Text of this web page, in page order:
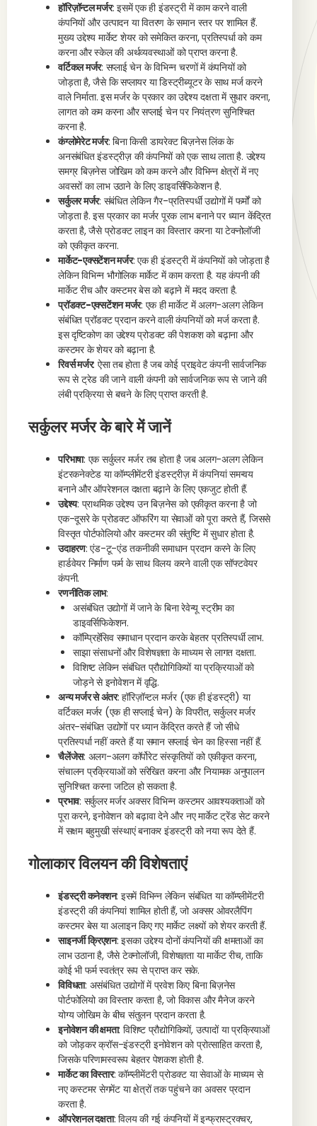
हॉरिज़ॉन्टल मर्जर: इसमें एक ही इंडस्ट्री में काम करने वाली
कंपनियों और उत्पादन या वितरण के समान स्तर पर शामिल हैं.
मुख्य उद्देश्य मार्केट शेयर को समेकित करना, प्रतिस्पर्धा को कम
करना और स्केल की अर्थव्यवस्थाओं को प्राप्त करना है.
वर्टिकल मर्जर: सप्लाई चेन के विभिन्न चरणों में कंपनियों को
जोड़ता है, जैसे कि सप्लायर या डिस्ट्रीब्यूटर के साथ मर्ज करने
वाले निर्माता. इस मर्जर के प्रकार का उद्देश्य दक्षता में सुधार करना,
लागत को कम करना और सप्लाई चेन पर नियंत्रण सुनिश्चित
करना है.
कंग्लोमेरेट मर्जर: बिना किसी डायरेक्ट बिज़नेस लिंक के
अनसंबंधित इंडस्ट्रीज़ की कंपनियों को एक साथ लाता है. उद्देश्य
समग्र बिज़नेस जोखिम को कम करने और विभिन्न क्षेत्रों में नए
अवसरों का लाभ उठाने के लिए डाइवर्सिफिकेशन है.
सर्कुलर मर्जर: संबंधित लेकिन गैर-प्रतिस्पर्धी उद्योगों में फर्मों को
जोड़ता है. इस प्रकार का मर्जर पूरक लाभ बनाने पर ध्यान केंद्रित
करता है, जैसे प्रोडक्ट लाइन का विस्तार करना या टेक्नोलॉजी
को एकीकृत करना.
मार्केट-एक्सटेंशन मर्जर: एक ही इंडस्ट्री में कंपनियों को जोड़ता है
लेकिन विभिन्न भौगोलिक मार्केट में काम करता है. यह कंपनी की
मार्केट रीच और कस्टमर बेस को बढ़ाने में मदद करता है.
प्रॉडक्ट-एक्सटेंशन मर्जर: एक ही मार्केट में अलग-अलग लेकिन
संबंधित प्रॉडक्ट प्रदान करने वाली कंपनियों को मर्ज करता है.
इस दृष्टिकोण का उद्देश्य प्रोडक्ट की पेशकश को बढ़ाना और
कस्टमर के शेयर को बढ़ाना है.
रिवर्स मर्जर: ऐसा तब होता है जब कोई प्राइवेट कंपनी सार्वजनिक
रूप से ट्रेड की जाने वाली कंपनी को सार्वजनिक रूप से जाने की
लंबी प्रक्रिया से बचने के लिए प्राप्त करती है.
सर्कुलर मर्जर के बारे में जानें
परिभाषा: एक सर्कुलर मर्जर तब होता है जब अलग-अलग लेकिन
इंटरकनेक्टेड या कॉम्प्लीमेंटरी इंडस्ट्रीज़ में कंपनियां समन्वय
बनाने और ऑपरेशनल दक्षता बढ़ाने के लिए एकजुट होती हैं.
उद्देश्य: प्राथमिक उद्देश्य उन बिज़नेस को एकीकृत करना है जो
एक-दूसरे के प्रोडक्ट ऑफरिंग या सेवाओं को पूरा करते हैं, जिससे
विस्तृत पोर्टफोलियो और कस्टमर की संतुष्टि में सुधार होता है.
उदाहरण: एंड-टू-एंड तकनीकी समाधान प्रदान करने के लिए
हार्डवेयर निर्माण फर्म के साथ विलय करने वाली एक सॉफ्टवेयर
कंपनी.
रणनीतिक लाभ:
असंबंधित उद्योगों में जाने के बिना रेवेन्यू स्ट्रीम का
डाइवर्सिफिकेशन.
कॉम्प्रिहेंसिव समाधान प्रदान करके बेहतर प्रतिस्पर्धी लाभ.
साझा संसाधनों और विशेषज्ञता के माध्यम से लागत दक्षता.
विशिष्ट लेकिन संबंधित प्रौद्योगिकियों या प्रक्रियाओं को
जोड़ने से इनोवेशन में वृद्धि.
अन्य मर्जर से अंतर: हॉरिज़ॉन्टल मर्जर (एक ही इंडस्ट्री) या
वर्टिकल मर्जर (एक ही सप्लाई चेन) के विपरीत, सर्कुलर मर्जर
अंतर-संबंधित उद्योगों पर ध्यान केंद्रित करते हैं जो सीधे
प्रतिस्पर्धा नहीं करते हैं या समान सप्लाई चेन का हिस्सा नहीं हैं.
चैलेंजेस: अलग-अलग कॉर्पोरेट संस्कृतियों को एकीकृत करना,
संचालन प्रक्रियाओं को संरेखित करना और नियामक अनुपालन
सुनिश्चित करना जटिल हो सकता है.
प्रभाव: सर्कुलर मर्जर अक्सर विभिन्न कस्टमर आवश्यकताओं को
पूरा करने, इनोवेशन को बढ़ावा देने और नए मार्केट ट्रेंड सेट करने
में सक्षम बहुमुखी संस्थाएं बनाकर इंडस्ट्री को नया रूप देते हैं.
गोलाकार विलयन की विशेषताएं
इंडस्ट्री कनेक्शन: इसमें विभिन्न लेकिन संबंधित या कॉम्प्लीमेंटरी
इंडस्ट्री की कंपनियां शामिल होती हैं, जो अक्सर ओवरलैपिंग
कस्टमर बेस या अलाइन किए गए मार्केट लक्ष्यों को शेयर करती हैं.
साइनर्जी क्रिएशन: इसका उद्देश्य दोनों कंपनियों की क्षमताओं का
लाभ उठाना है, जैसे टेक्नोलॉजी, विशेषज्ञता या मार्केट रीच, ताकि
कोई भी फर्म स्वतंत्र रूप से प्राप्त कर सके.
विविधता: असंबंधित उद्योगों में प्रवेश किए बिना बिज़नेस
पोर्टफोलियो का विस्तार करता है, जो विकास और मैनेज करने
योग्य जोखिम के बीच संतुलन प्रदान करता है.
इनोवेशन की क्षमता: विशिष्ट प्रौद्योगिकियों, उत्पादों या प्रक्रियाओं
को जोड़कर क्रॉस-इंडस्ट्री इनोवेशन को प्रोत्साहित करता है,
जिसके परिणामस्वरूप बेहतर पेशकश होती है.
मार्केट का विस्तार: कॉम्प्लीमेंटरी प्रोडक्ट या सेवाओं के माध्यम से
नए कस्टमर सेगमेंट या क्षेत्रों तक पहुंचने का अवसर प्रदान
करता है.
ऑपरेशनल दक्षता: विलय की गई कंपनियों में इन्फ्रास्ट्रक्चर,